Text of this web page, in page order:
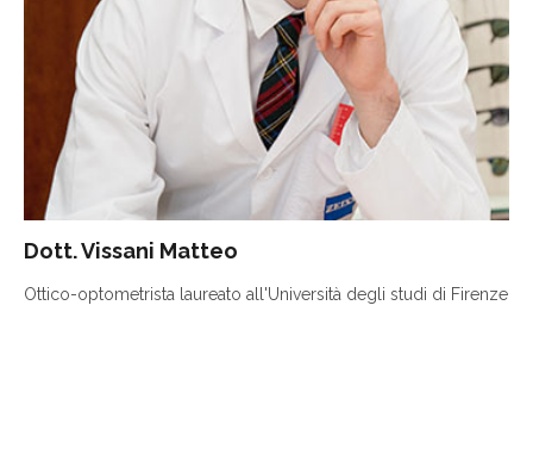
Dott. Vissani Matteo
Ottico-optometrista laureato all'Università degli studi di Firenze